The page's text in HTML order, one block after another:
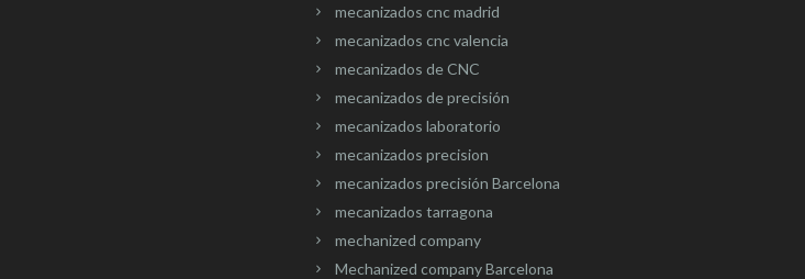
mecanizados cnc madrid
mecanizados cnc valencia
mecanizados de CNC
mecanizados de precisión
mecanizados laboratorio
mecanizados precision
mecanizados precisión Barcelona
mecanizados tarragona
mechanized company
Mechanized company Barcelona